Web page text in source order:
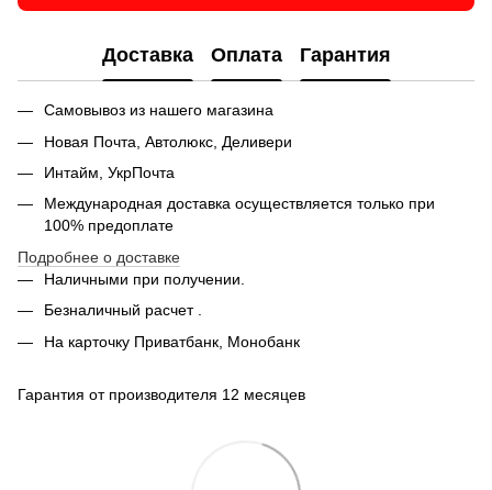
Доставка Оплата Гарантия
Самовывоз из нашего магазина
Новая Почта, Автолюкс, Деливери
Интайм, УкрПочта
Международная доставка осуществляется только при
100% предоплате
Подробнее о доставке
Наличными при получении.
Безналичный расчет .
На карточку Приватбанк, Монобанк
Гарантия от производителя 12 месяцев